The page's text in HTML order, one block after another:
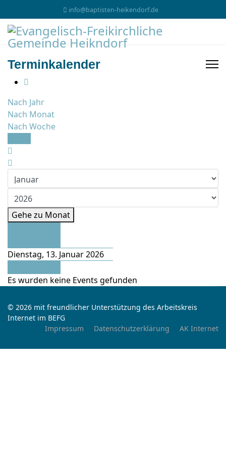
info@baptisten-heikendorf.de
Terminkalender
Nach Jahr
Nach Monat
Nach Woche
Gehe zu Monat
Dienstag, 13. Januar 2026
Es wurden keine Events gefunden
© 2026 mit freundlicher Unterstützung des Arbeitskreis
Internet im BEFG
Impressum
Datenschutzerklärung AK Internet